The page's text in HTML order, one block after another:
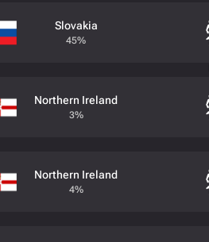
Slovakia
45%
Northern Ireland
3%
Northern Ireland
4%